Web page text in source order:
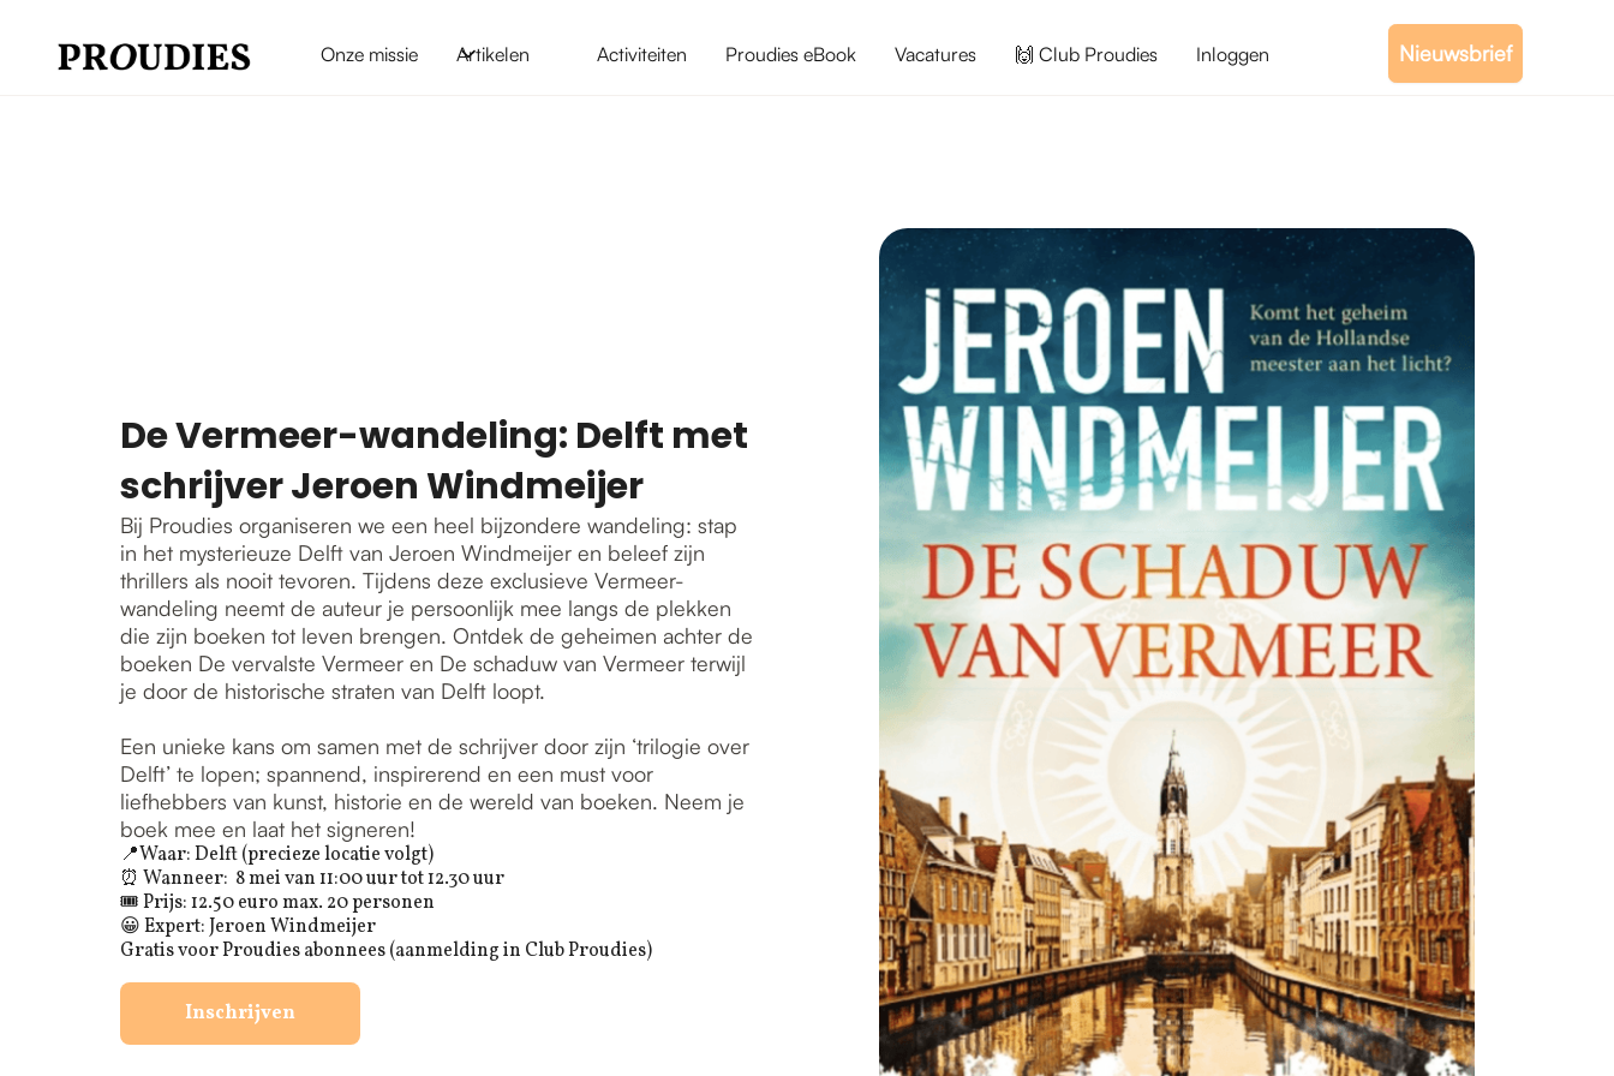
Onze missie Artikelen Activiteiten Proudies eBook Vacatures 🙌 Club Proudies Inloggen Nieuwsbrief
De Vermeer-wandeling: Delft met
schrijver Jeroen Windmeijer
Bij Proudies organiseren we een heel bijzondere wandeling: stap
in het mysterieuze Delft van Jeroen Windmeijer en beleef zijn
thrillers als nooit tevoren. Tijdens deze exclusieve Vermeer-
wandeling neemt de auteur je persoonlijk mee langs de plekken
die zijn boeken tot leven brengen. Ontdek de geheimen achter de
boeken De vervalste Vermeer en De schaduw van Vermeer terwijl
je door de historische straten van Delft loopt.
Een unieke kans om samen met de schrijver door zijn ‘trilogie over
Delft’ te lopen; spannend, inspirerend en een must voor
liefhebbers van kunst, historie en de wereld van boeken. Neem je
boek mee en laat het signeren!
📍Waar: Delft (precieze locatie volgt)
⏰ Wanneer: 8 mei van 11:00 uur tot 12.30 uur
🎟 Prijs: 12.50 euro max. 20 personen
😀 Expert: Jeroen Windmeijer
Gratis voor Proudies abonnees (aanmelding in Club Proudies)
Inschrijven